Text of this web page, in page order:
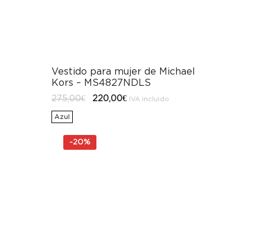
Vestido para mujer de Michael
Kors – MS4827NDLS
275,00€
El220,00€ElIVA incluido
Azul
-20%